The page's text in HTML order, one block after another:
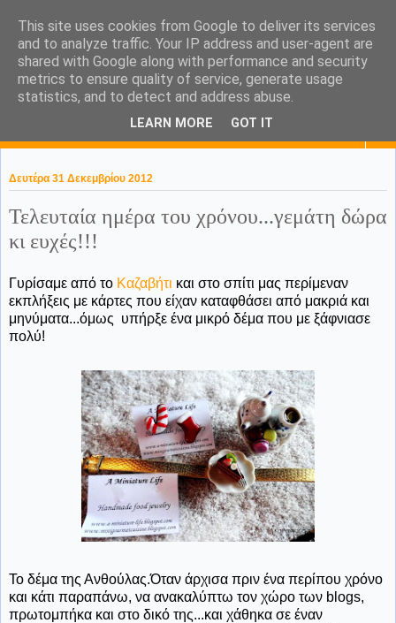
KaPa. Me without you...tea
without a biscuit!
Δευτέρα 31 Δεκεμβρίου 2012
Τελευταία ημέρα του χρόνου...γεμάτη δώρα
κι ευχές!!!
Γυρίσαμε από το Καζαβήτι και στο σπίτι μας περίμεναν
εκπλήξεις με κάρτες που είχαν καταφθάσει από μακριά και
μηνύματα...όμως υπήρξε ένα μικρό δέμα που με ξάφνιασε
πολύ!
Το δέμα της Ανθούλας.Όταν άρχισα πριν ένα περίπου χρόνο
και κάτι παραπάνω, να ανακαλύπτω τον χώρο των blogs,
πρωτομπήκα και στο δικό της...και χάθηκα σε έναν
This site uses cookies from Google to deliver its services
and to analyze traffic. Your IP address and user-agent are
shared with Google along with performance and security
metrics to ensure quality of service, generate usage
statistics, and to detect and address abuse.
LEARN MORE GOT IT